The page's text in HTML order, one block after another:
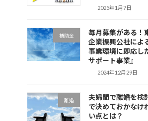
2025年1月7日
補助金
毎月募集がある！
企業振興公社によ
事業環境に即応し
サポート事業』
2024年12月29日
離婚
夫婦間で離婚を検
で決めておかなけ
い点とは？